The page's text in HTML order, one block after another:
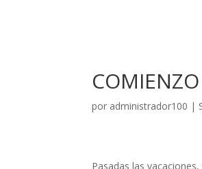
por administrador100 |
Pasadas las